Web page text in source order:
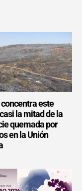
concentra este
la mitad de la
quemada por
en la Unión